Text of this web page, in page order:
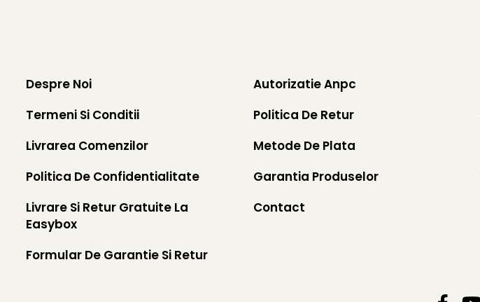
Despre Noi
Termeni Si Conditii
Livrarea Comenzilor
Politica De Confidentialitate
Livrare Si Retur Gratuite La
Easybox
Formular De Garantie Si Retur
Autorizatie Anpc
Politica De Retur
Metode De Plata
Garantia Produselor
Contact